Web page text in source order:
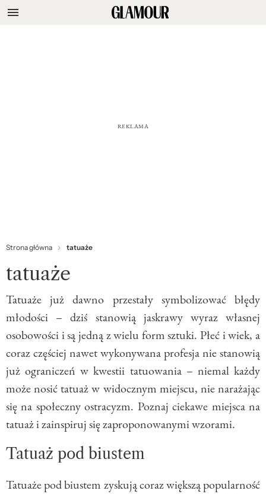
Strona główna tatuaże
tatuaże
Tatuaże już dawno przestały symbolizować błędy
młodości – dziś stanowią jaskrawy wyraz własnej
osobowości i są jedną z wielu form sztuki. Płeć i wiek, a
coraz częściej nawet wykonywana profesja nie stanowią
już ograniczeń w kwestii tatuowania – niemal każdy
może nosić tatuaż w widocznym miejscu, nie narażając
się na społeczny ostracyzm. Poznaj ciekawe miejsca na
tatuaż i zainspiruj się zaproponowanymi wzorami.
Tatuaż pod biustem
Tatuaże pod biustem zyskują coraz większą popularność